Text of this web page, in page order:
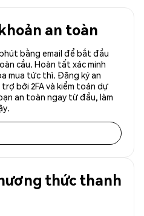
an toàn
bằng email để bắt đầu
cầu. Hoàn tất xác minh
mua tức thì. Đăng ký an
bởi 2FA và kiểm toán dự
an toàn ngay từ đầu, làm
thức thanh